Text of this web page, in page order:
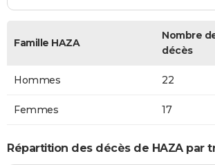
Famille HAZA
Nombre
décès
Hommes 22
Femmes 17
Répartition des décès de HAZA par